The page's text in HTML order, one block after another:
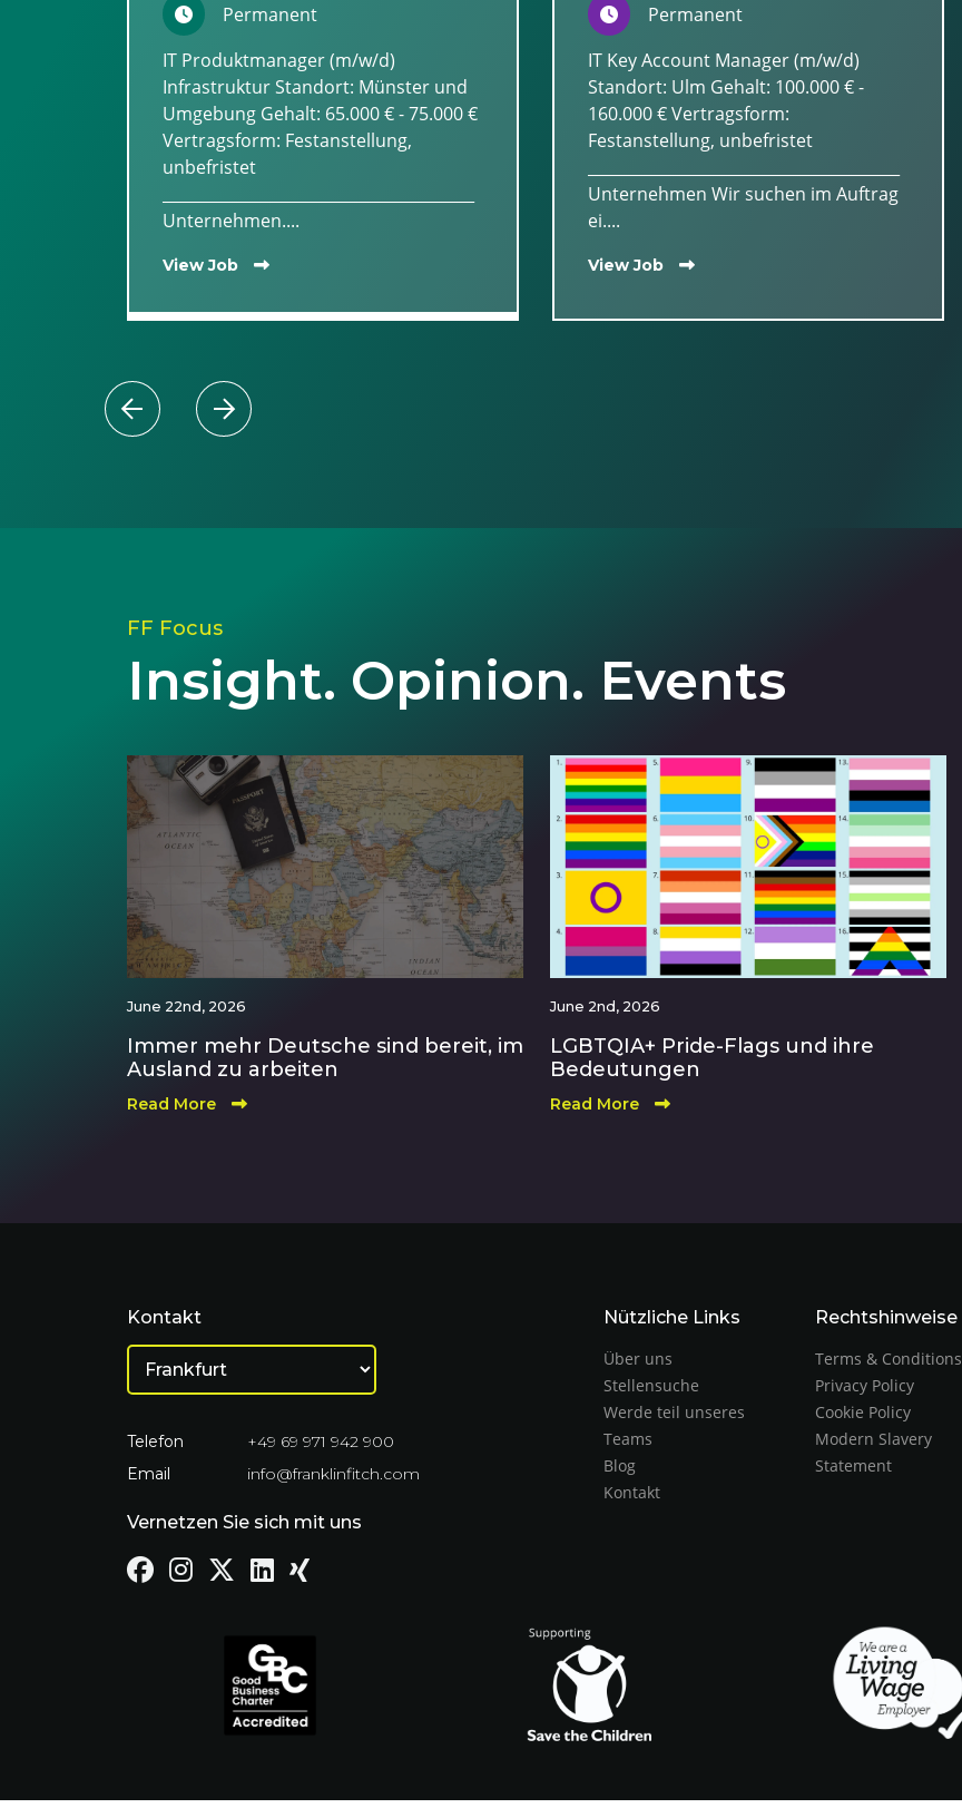
Permanent
IT Produktmanager (m/w/d)
Infrastruktur Standort: Münster und
Umgebung Gehalt: 65.000 € - 75.000 €
Vertragsform: Festanstellung,
unbefristet
Unternehmen....
View Job
Permanent
IT Key Account Manager (m/w/d)
Standort: Ulm Gehalt: 100.000 € -
160.000 € Vertragsform:
Festanstellung, unbefristet
Unternehmen Wir suchen im Auftrag
ei....
View Job
FF Focus
Insight. Opinion. Events
June 22nd, 2026
Immer mehr Deutsche sind bereit, im
Ausland zu arbeiten
Read More
June 2nd, 2026
LGBTQIA+ Pride-Flags und ihre
Bedeutungen
Read More
Kontakt
Telefon
+49 69 971 942 900
Email
info@franklinfitch.com
Vernetzen Sie sich mit uns
Nützliche Links
Über uns
Stellensuche
Werde teil unseres
Teams
Blog
Kontakt
Rechtshinweise
Terms & Conditions
Privacy Policy
Cookie Policy
Modern Slavery
Statement